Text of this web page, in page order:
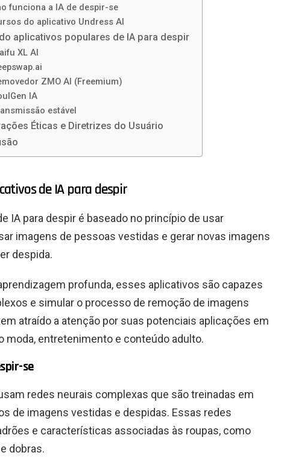
funciona a IA de despir-se
do aplicativo Undress AI
aplicativos populares de IA para despir
XL AI
ZMO AI (Freemium)
IA
estável
Éticas e Diretrizes do Usuário
de IA para despir
IA para despir é baseado no princípio de usar
imagens de pessoas vestidas e gerar novas imagens
despida.
profunda, esses aplicativos são capazes
e simular o processo de remoção de imagens
atraído a atenção por suas potenciais aplicações em
moda, entretenimento e conteúdo adulto.
se
redes neurais complexas que são treinadas em
de imagens vestidas e despidas. Essas redes
e características associadas às roupas, como
dobras.